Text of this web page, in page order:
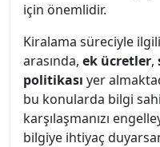
için önemlidir.
Kiralama süreciyle
arasında, ek ücretler,
politikası yer
bu konularda bilgi
karşılaşmanızı
bilgiye ihtiyaç